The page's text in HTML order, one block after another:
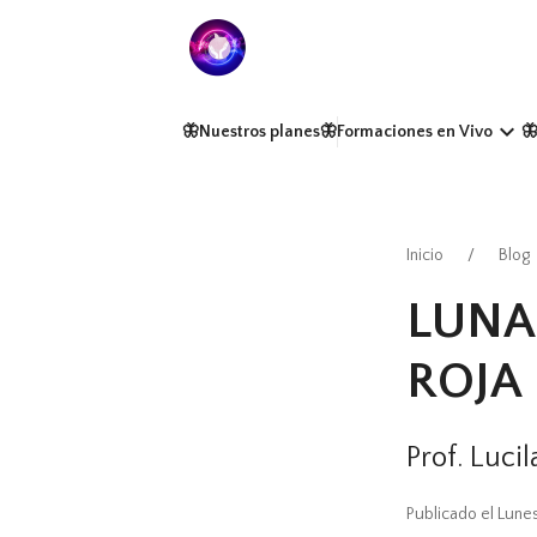
🦋Nuestros planes🦋Formaciones en Vivo keyboard_arrow_down
Inicio Blog
ROJA
Prof.
Publicado el